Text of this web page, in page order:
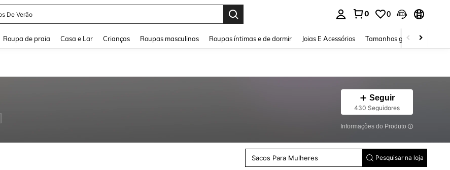
0 0
Roupa de praia Casa e Lar Crianças Roupas masculinas Roupas íntimas e de dormir Joias E Acessórios Tamanhos grandes
Seguir
430 Seguidores
Informações do Produto
Bolsa De Ginástica
Mochilas Funcionais Femininas
Sacos Para Mulheres
Pesquisar na loja